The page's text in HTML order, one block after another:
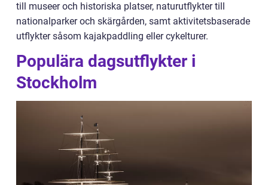
till museer och historiska platser, naturutflykter till
nationalparker och skärgården, samt aktivitetsbaserade
utflykter såsom kajakpaddling eller cykelturer.
Populära dagsutflykter i
Stockholm